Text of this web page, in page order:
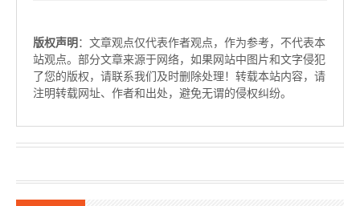
版权声明：文章观点仅代表作者观点，作为参考，不代表本
站观点。部分文章来源于网络，如果网站中图片和文字侵犯
了您的版权，请联系我们及时删除处理！转载本站内容，请
注明转载网址、作者和出处，避免无谓的侵权纠纷。